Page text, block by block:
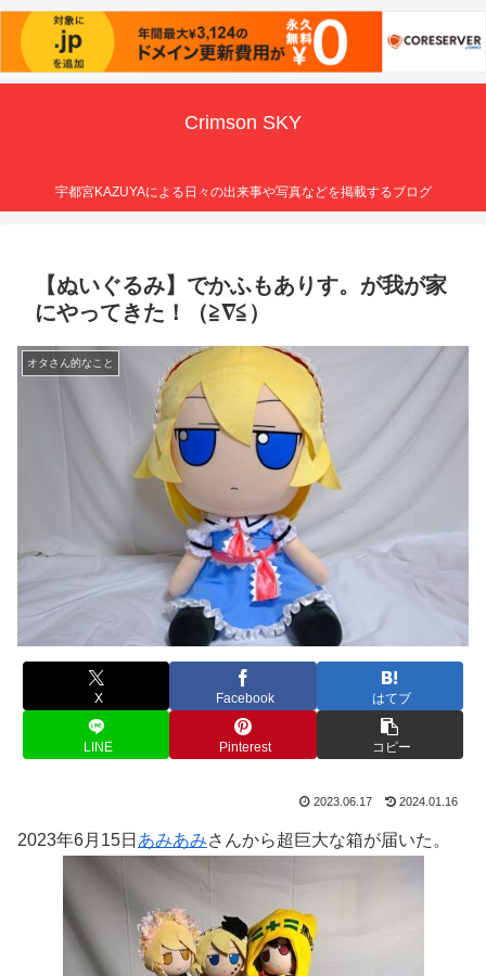
Crimson SKY
宇都宮KAZUYAによる日々の出来事や写真などを掲載するブログ
【ぬいぐるみ】でかふもありす。が我が家
にやってきた！（≧∇≦）
オタさん的なこと
X Facebook はてブ
LINE Pinterest コピー
2023.06.17 2024.01.16
2023年6月15日 あみあみさんから超巨大な箱が届いた。